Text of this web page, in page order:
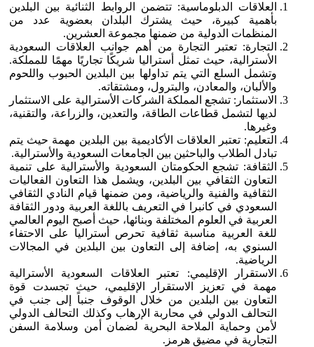
العلاقات الدبلوماسية: تتضمن الروابط الثنائية بين البلدين
بأهمية كبيرة، حيث يشترك البلدان بعضوية عدد من
المنظمات الدولية من ضمنها مجموعة العشرين.
التجارة: تعتبر التجارة من أهم جوانب العلاقات السعودية
الأسترالية، حيث تمثل أستراليا شريكًا تجاريًا مهمًا للمملكة.
وتشمل السلع التي يتم تداولها بين البلدين الحبوب واللحوم
والألبان، والمعادن، والبترول، ومشتقاته.
الاستثمار: تشجع المملكة الشركات الأسترالية على الاستثمار
لديها لتشمل قطاعات الطاقة، والتعدين، والزراعة، والتقنية،
وغيرها.
التعليم: تعتبر العلاقات الأكاديمية بين البلدين مهمة حيث يتم
تبادل الطلاب والباحثين بين الجامعات السعودية والأسترالية.
الثقافة: تشجع الحكومتان السعودية والأسترالية على تنمية
التعاون الثقافي بين البلدين، ويشمل هذا التعاون الفعاليات
الثقافية والفنية والرياضية، ومن ضمنها قيام النادي الثقافي
السعودي في كانبرا في التعريف باللغة العربية ودور الثقافة
العربية في العلوم المختلفة وبنائها، حيث أصبح اليوم العالمي
للغة العربية مناسبة ثقافية تحرص أستراليا على الاحتفاء
السنوي به، إضافة إلى التعاون بين البلدين في المجالات
الرياضية.
الاستقرار الإقليمي: تعتبر العلاقات السعودية الأسترالية
مهمة في تعزيز الاستقرار الإقليمي، حيث تجسدت قوة
التعاون بين البلدين من خلال الوقوف جنباً إلى جنب في
التحالف الدولي في محاربة الإرهاب وكذلك التحالف الدولي
لأمن وحماية الملاحة البحرية لضمان أمن وسلامة السفن
التجارية في مضيق هرمز.